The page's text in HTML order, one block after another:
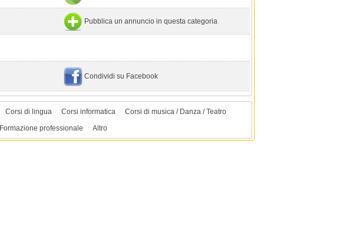
Pubblica un annuncio in questa categoria
Condividi su Facebook
Corsi di lingua Corsi informatica
Corsi di musica / Danza / Teatro
Formazione professionale Altro